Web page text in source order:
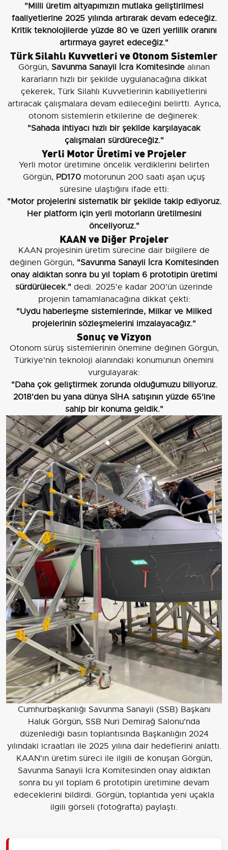
"Milli üretim altyapımızın mutlaka geliştirilmesi
faaliyetlerine 2025 yılında artırarak devam edeceğiz.
Kritik teknolojilerde yüzde 80 ve üzeri yerlilik oranını
artırmaya gayret edeceğiz."
Türk Silahlı Kuvvetleri ve Otonom Sistemler
Görgün, Savunma Sanayii İcra Komitesinde alınan
kararların hızlı bir şekilde uygulanacağına dikkat
çekerek, Türk Silahlı Kuvvetlerinin kabiliyetlerini
artıracak çalışmalara devam edileceğini belirtti. Ayrıca,
otonom sistemlerin etkilerine de değinerek:
"Sahada ihtiyacı hızlı bir şekilde karşılayacak
çalışmaları sürdüreceğiz."
Yerli Motor Üretimi ve Projeler
Yerli motor üretimine öncelik verdiklerini belirten
Görgün, PD170 motorunun 200 saati aşan uçuş
süresine ulaştığını ifade etti:
"Motor projelerini sistematik bir şekilde takip ediyoruz.
Her platform için yerli motorların üretilmesini
önceliyoruz."
KAAN ve Diğer Projeler
KAAN projesinin üretim sürecine dair bilgilere de
değinen Görgün, "Savunma Sanayii İcra Komitesinden
onay aldıktan sonra bu yıl toplam 6 prototipin üretimi
sürdürülecek." dedi. 2025'e kadar 200'ün üzerinde
projenin tamamlanacağına dikkat çekti:
"Uydu haberleşme sistemlerinde, Milkar ve Milked
projelerinin sözleşmelerini imzalayacağız."
Sonuç ve Vizyon
Otonom sürüş sistemlerinin önemine değinen Görgün,
Türkiye'nin teknoloji alanındaki konumunun önemini
vurgulayarak:
"Daha çok geliştirmek zorunda olduğumuzu biliyoruz.
2018'den bu yana dünya SİHA satışının yüzde 65'ine
sahip bir konuma geldik."
Cumhurbaşkanlığı Savunma Sanayii (SSB) Başkanı
Haluk Görgün, SSB Nuri Demirağ Salonu'nda
düzenlediği basın toplantısında Başkanlığın 2024
yılındaki icraatları ile 2025 yılına dair hedeflerini anlattı.
KAAN'ın üretim süreci ile ilgili de konuşan Görgün,
Savunma Sanayii İcra Komitesinden onay aldıktan
sonra bu yıl toplam 6 prototipin üretimine devam
edeceklerini bildirdi. Görgün, toplantıda yeni uçakla
ilgili görseli (fotoğrafta) paylaştı.